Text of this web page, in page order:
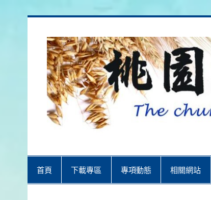
首頁 下載專區 專項動態 相關網站